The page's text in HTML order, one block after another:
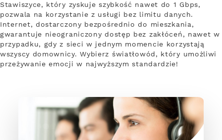
Stawiszyce, który zyskuje szybkość nawet do 1 Gbps,
pozwala na korzystanie z usługi bez limitu danych.
Internet, dostarczony bezpośrednio do mieszkania,
gwarantuje nieograniczony dostęp bez zakłóceń, nawet w
przypadku, gdy z sieci w jednym momencie korzystają
wszyscy domownicy. Wybierz światłowód, który umożliwi
przeżywanie emocji w najwyższym standardzie!